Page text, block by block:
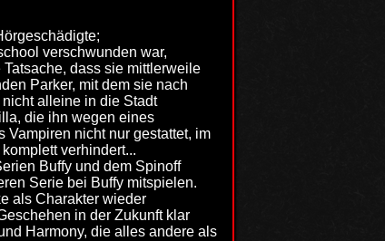
verschwunden war,
dass sie mittlerweile
Parker, mit dem sie nach
alleine in die Stadt
die ihn wegen eines
Vampiren nicht nur gestattet, im
verhindert...
Buffy und dem Spinoff
Serie bei Buffy mitspielen.
als Charakter wieder
in der Zukunft klar
Harmony, die alles andere als